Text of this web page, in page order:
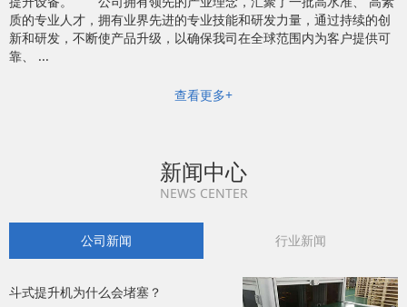
质的专业人才，拥有业界先进的专业技能和研发力量，通过持续的创
新和研发，不断使产品升级，以确保我司在全球范围内为客户提供可
靠、 ...
查看更多+
新闻中心
NEWS CENTER
公司新闻 行业新闻
斗式提升机为什么会堵塞？